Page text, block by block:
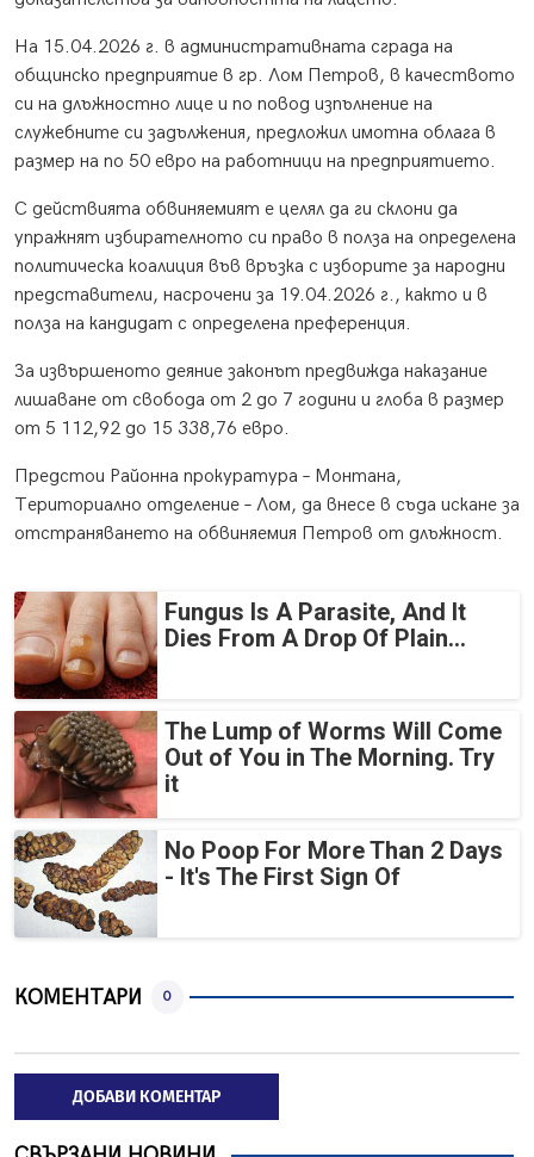
На 15.04.2026 г. в административната сграда на
общинско предприятие в гр. Лом Петров, в качеството
си на длъжностно лице и по повод изпълнение на
служебните си задължения, предложил имотна облага в
размер на по 50 евро на работници на предприятието.
С действията обвиняемият е целял да ги склони да
упражнят избирателното си право в полза на определена
политическа коалиция във връзка с изборите за народни
представители, насрочени за 19.04.2026 г., както и в
полза на кандидат с определена преференция.
За извършеното деяние законът предвижда наказание
лишаване от свобода от 2 до 7 години и глоба в размер
от 5 112,92 до 15 338,76 евро.
Предстои Районна прокуратура – Монтана,
Териториално отделение – Лом, да внесе в съда искане за
отстраняването на обвиняемия Петров от длъжност.
Fungus Is A Parasite, And It
Dies From A Drop Of Plain...
The Lump of Worms Will Come
Out of You in The Morning. Try
it
No Poop For More Than 2 Days
- It's The First Sign Of
КОМЕНТАРИ 0
ДОБАВИ КОМЕНТАР